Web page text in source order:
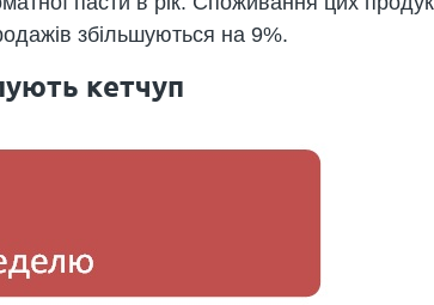
збільшуються на 9%.
кетчуп